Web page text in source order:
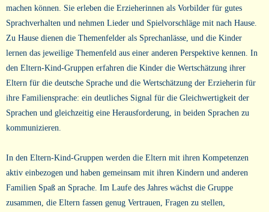
machen können. Sie erleben die Erzieherinnen als Vorbilder für gutes
Sprachverhalten und nehmen Lieder und Spielvorschläge mit nach Hause.
Zu Hause dienen die Themenfelder als Sprechanlässe, und die Kinder
lernen das jeweilige Themenfeld aus einer anderen Perspektive kennen. In
den Eltern-Kind-Gruppen erfahren die Kinder die Wertschätzung ihrer
Eltern für die deutsche Sprache und die Wertschätzung der Erzieherin für
ihre Familiensprache: ein deutliches Signal für die Gleichwertigkeit der
Sprachen und gleichzeitig eine Herausforderung, in beiden Sprachen zu
kommunizieren.
In den Eltern-Kind-Gruppen werden die Eltern mit ihren Kompetenzen
aktiv einbezogen und haben gemeinsam mit ihren Kindern und anderen
Familien Spaß an Sprache. Im Laufe des Jahres wächst die Gruppe
zusammen, die Eltern fassen genug Vertrauen, Fragen zu stellen,